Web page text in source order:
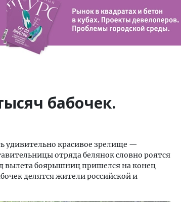
бабочек.
удивительно красивое зрелище —
отряда белянок словно роятся
вылета боярышниц пришелся на конец
делятся жители российской и